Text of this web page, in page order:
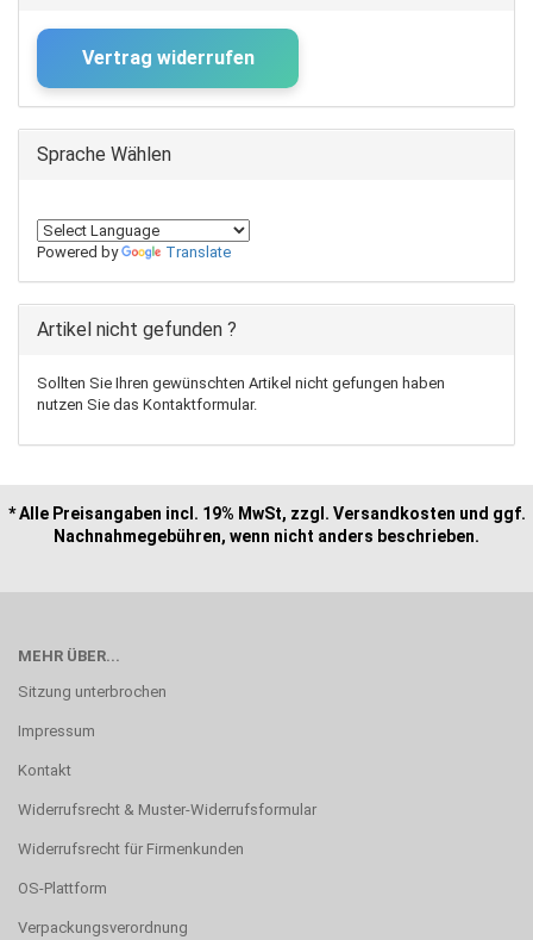
Vertrag widerrufen
Sprache Wählen
Powered by Translate
Artikel nicht gefunden ?
Sollten Sie Ihren gewünschten Artikel nicht gefungen haben
nutzen Sie das Kontaktformular.
* Alle Preisangaben incl. 19% MwSt, zzgl. Versandkosten und ggf.
Nachnahmegebühren, wenn nicht anders beschrieben.
MEHR ÜBER...
Sitzung unterbrochen
Impressum
Kontakt
Widerrufsrecht & Muster-Widerrufsformular
Widerrufsrecht für Firmenkunden
OS-Plattform
Verpackungsverordnung